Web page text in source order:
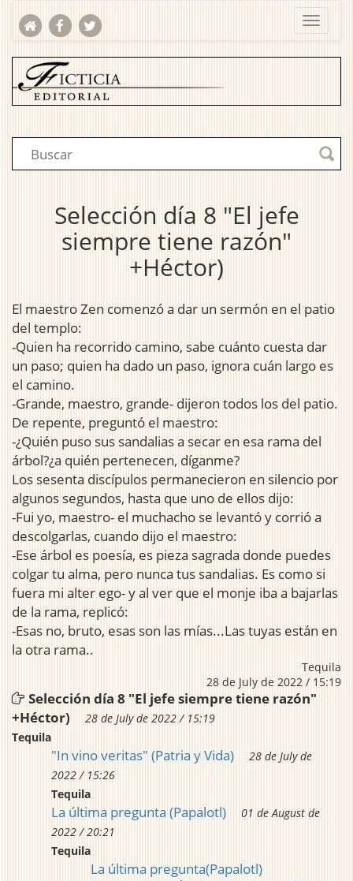
Selección día 8 "El jefe
siempre tiene razón"
+Héctor)
El maestro Zen comenzó a dar un sermón en el patio
del templo:
-Quien ha recorrido camino, sabe cuánto cuesta dar
un paso; quien ha dado un paso, ignora cuán largo es
el camino.
-Grande, maestro, grande- dijeron todos los del patio.
De repente, preguntó el maestro:
-¿Quién puso sus sandalias a secar en esa rama del
árbol?¿a quién pertenecen, díganme?
Los sesenta discípulos permanecieron en silencio por
algunos segundos, hasta que uno de ellos dijo:
-Fui yo, maestro- el muchacho se levantó y corrió a
descolgarlas, cuando dijo el maestro:
-Ese árbol es poesía, es pieza sagrada donde puedes
colgar tu alma, pero nunca tus sandalias. Es como si
fuera mi alter ego- y al ver que el monje iba a bajarlas
de la rama, replicó:
-Esas no, bruto, esas son las mías...Las tuyas están en
la otra rama..
Tequila
28 de July de 2022 / 15:19
Selección día 8 "El jefe siempre tiene razón"
+Héctor)
28 de July de 2022 / 15:19
Tequila
"In vino veritas" (Patria y Vida)
28 de July de
2022 / 15:26
Tequila
La última pregunta (Papalotl)
01 de August de
2022 / 20:21
Tequila
La última pregunta(Papalotl)